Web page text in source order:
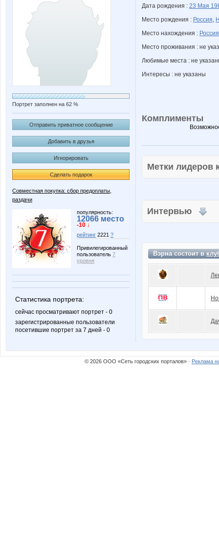
Портрет заполнен на 62 %
Отправить приватное сообщение
Добавить в друзья
Игнорировать
Сделать подарок
Совместная покупка: сбор предоплаты,
раздачи
популярность:
12066 место
-10 ↓
рейтинг 2221 ?
Привилегированный
пользователь 7
уровня
Статистика портрета:
сейчас просматривают портрет - 0
зарегистрированные пользователи
посетившие портрет за 7 дней - 0
Дата рождения : 23 Мая
Место рождения : Россия,
Место нахождения : Россия
Место проживания : не
Любимые места : не
Интересы : не указаны
Комплименты
Метки
Интервью
Вэрна состоит в
© 2026 ООО «Сеть городских порталов» · Реклама